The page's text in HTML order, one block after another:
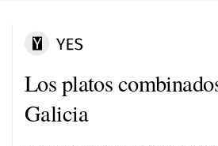
Los platos
Galicia